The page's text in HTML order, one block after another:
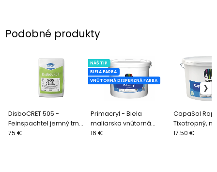
Podobné produkty
DisboCRET 505 -
Feinspachtel jemný tmel
na tmelenie betónu od 1
75 €
Primacryl - Biela
maliarska vnútorná
farba s výnimočnou
NÁŠ TIP
BIELA FARBA
VNÚTORNÁ DISPERZNÁ FARBA
16 €
CapaSol
Tixotropný,
penetračný
17.50 €